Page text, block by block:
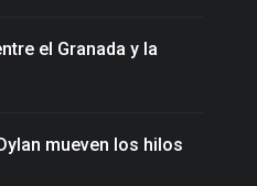
el Granada y la
mueven los hilos